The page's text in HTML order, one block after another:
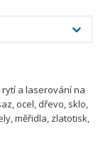
a laserování na
ocel, dřevo, sklo,
měřidla, zlatotisk,